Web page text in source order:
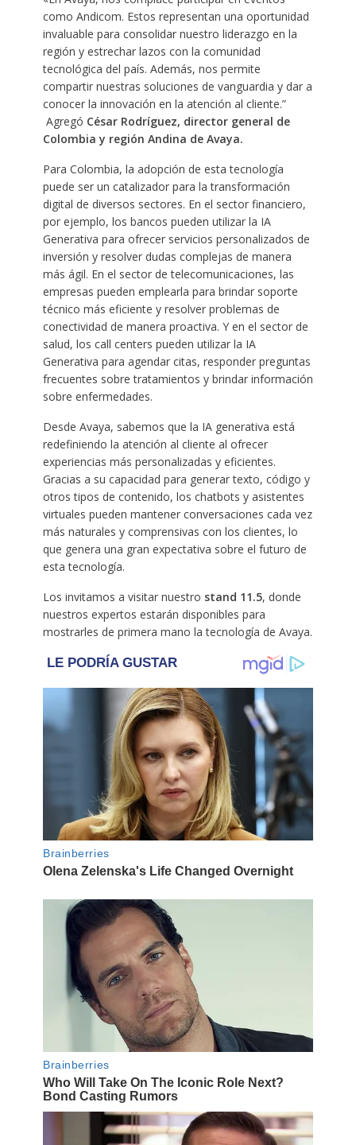
como Andicom. Estos representan una oportunidad
invaluable para consolidar nuestro liderazgo en la
región y estrechar lazos con la comunidad
tecnológica del país. Además, nos permite
compartir nuestras soluciones de vanguardia y dar a
conocer la innovación en la atención al cliente.”
Agregó César Rodríguez, director general de
Colombia y región Andina de Avaya.
Para Colombia, la adopción de esta tecnología
puede ser un catalizador para la transformación
digital de diversos sectores. En el sector financiero,
por ejemplo, los bancos pueden utilizar la IA
Generativa para ofrecer servicios personalizados de
inversión y resolver dudas complejas de manera
más ágil. En el sector de telecomunicaciones, las
empresas pueden emplearla para brindar soporte
técnico más eficiente y resolver problemas de
conectividad de manera proactiva. Y en el sector de
salud, los call centers pueden utilizar la IA
Generativa para agendar citas, responder preguntas
frecuentes sobre tratamientos y brindar información
sobre enfermedades.
Desde Avaya, sabemos que la IA generativa está
redefiniendo la atención al cliente al ofrecer
experiencias más personalizadas y eficientes.
Gracias a su capacidad para generar texto, código y
otros tipos de contenido, los chatbots y asistentes
virtuales pueden mantener conversaciones cada vez
más naturales y comprensivas con los clientes, lo
que genera una gran expectativa sobre el futuro de
esta tecnología.
Los invitamos a visitar nuestro stand 11.5, donde
nuestros expertos estarán disponibles para
mostrarles de primera mano la tecnología de Avaya.